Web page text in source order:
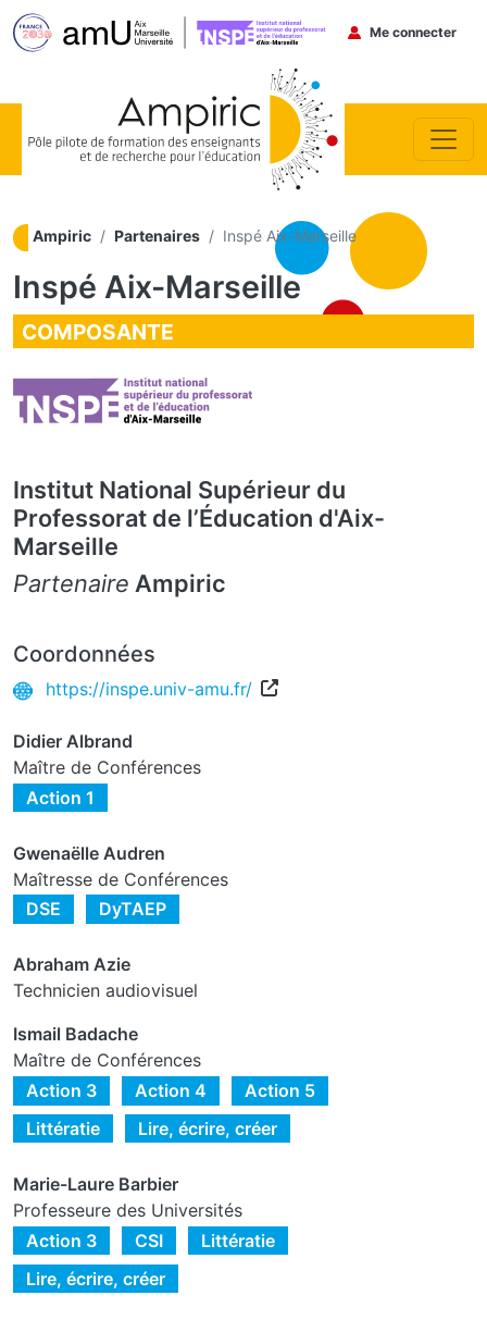
Menu du
Me connecter
Ampiric Partenaires Inspé Aix-Marseille
Inspé Aix-Marseille
COMPOSANTE
Institut National Supérieur du
Professorat de l’Éducation d'Aix-
Marseille
Partenaire Ampiric
Coordonnées
https://inspe.univ-amu.fr/
Didier Albrand
Maître de Conférences
Action 1
Gwenaëlle Audren
Maîtresse de Conférences
DSE
DyTAEP
Abraham Azie
Technicien audiovisuel
Ismail Badache
Maître de Conférences
Action 3
Action 4
Action 5
Littératie
Lire, écrire, créer
Marie-Laure Barbier
Professeure des Universités
Action 3
CSI
Littératie
Lire, écrire, créer